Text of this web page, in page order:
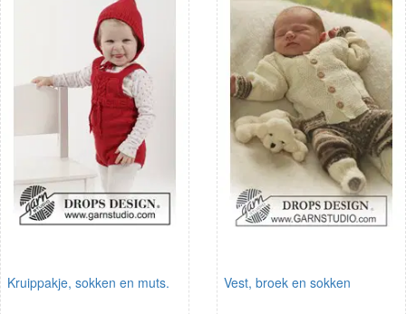
Kruippakje, sokken en muts. Vest, broek en sokken